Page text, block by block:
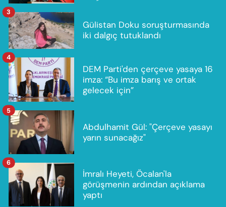
Gülistan Doku soruşturmasında
iki dalgıç tutuklandı
3
DEM Parti'den çerçeve yasaya 16
imza: “Bu imza barış ve ortak
gelecek için”
4
Abdulhamit Gül: "Çerçeve yasayı
yarın sunacağız"
5
İmralı Heyeti, Öcalan'la
görüşmenin ardından açıklama
yaptı
6